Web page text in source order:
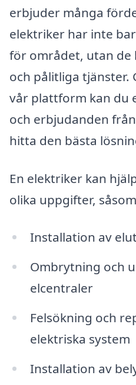
erbjuder många
elektriker har inte
för området, utan de
och pålitliga tjänster.
vår plattform kan du
och erbjudanden
hitta den bästa
En elektriker kan
olika uppgifter,
Installation av
Ombrytning och
elcentraler
Felsökning och
elektriska system
Installation av